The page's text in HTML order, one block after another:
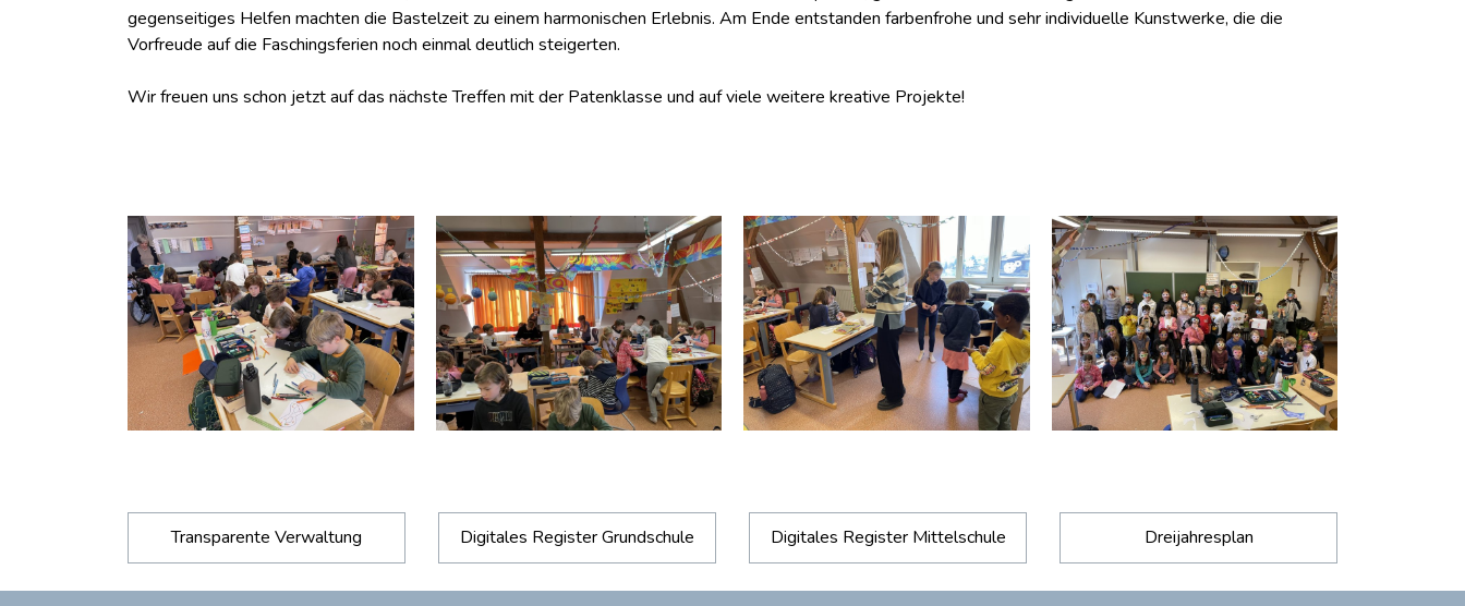
gegenseitiges Helfen machten die Bastelzeit zu einem harmonischen Erlebnis. Am Ende entstanden farbenfrohe und sehr individuelle Kunstwerke, die die
Vorfreude auf die Faschingsferien noch einmal deutlich steigerten.
Wir freuen uns schon jetzt auf das nächste Treffen mit der Patenklasse und auf viele weitere kreative Projekte!
Transparente Verwaltung Digitales Register Grundschule Digitales Register Mittelschule Dreijahresplan